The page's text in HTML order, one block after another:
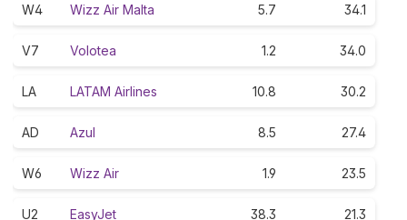
W4 Wizz Air Malta 5.7 34.1
V7 Volotea 1.2 34.0
LA LATAM Airlines 10.8 30.2
AD Azul 8.5 27.4
W6 Wizz Air 1.9 23.5
U2 EasyJet 38.3 21.3